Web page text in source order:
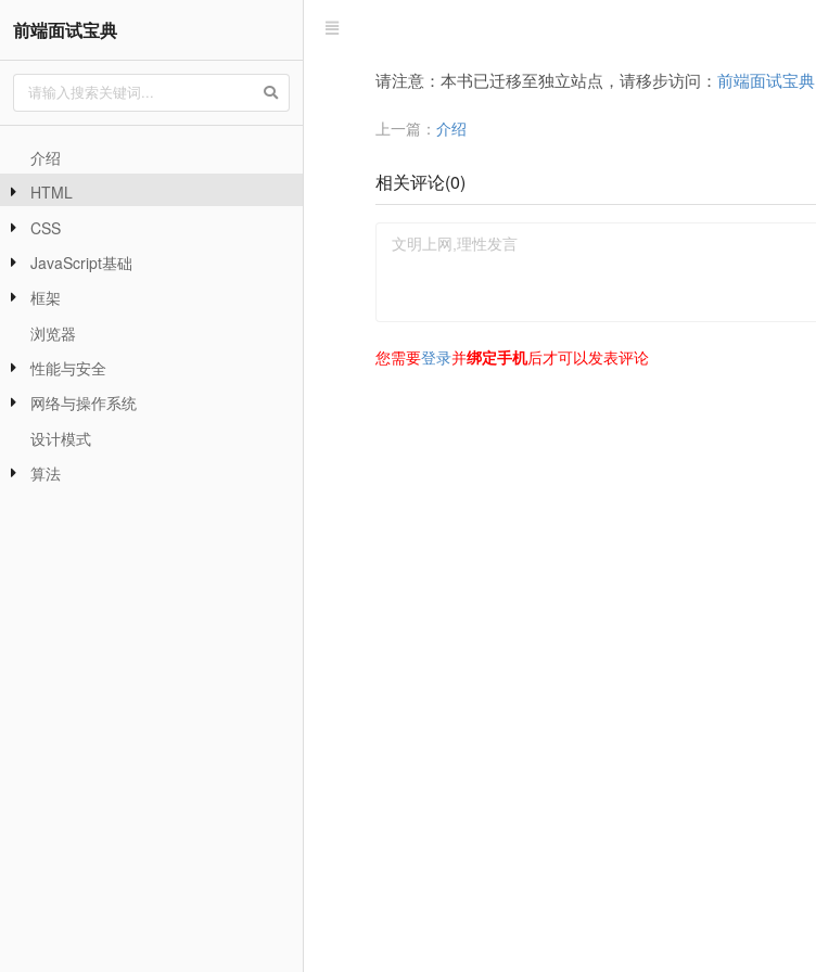
前端面试宝典
介绍
HTML
CSS
JavaScript基础
框架
浏览器
性能与安全
网络与操作系统
设计模式
算法
请注意：本书已迁移至独立站点，请移步访问： 前端面试宝典
上一篇： 介绍
相关评论(0)
您需要登录并绑定手机后才可以发表评论